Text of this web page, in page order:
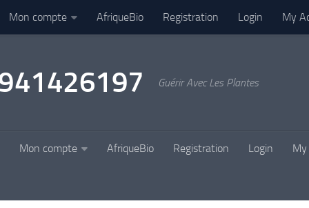
Mon compte AfriqueBio Registration Login My
Guérir Avec Les Plantes
Mon compte AfriqueBio Registration Login